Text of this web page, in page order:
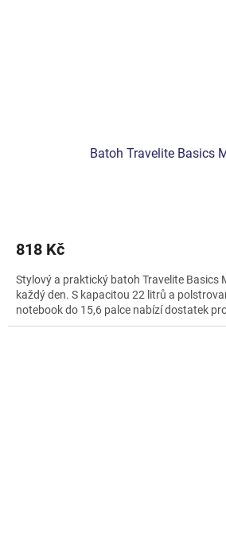
Batoh Travelite Basics
je
z
5
hvězdiček.
818 Kč
Stylový a praktický batoh Travelite Basics
každý den. S kapacitou 22 litrů a
notebook do 15,6 palce nabízí dostatek